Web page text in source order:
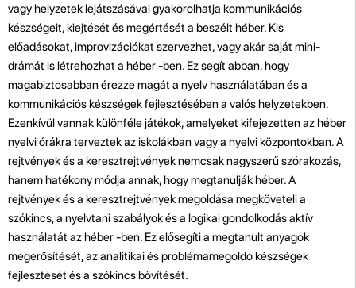
vagy helyzetek lejátszásával gyakorolhatja kommunikációs
készségeit, kiejtését és megértését a beszélt héber. Kis
előadásokat, improvizációkat szervezhet, vagy akár saját mini-
drámát is létrehozhat a héber -ben. Ez segít abban, hogy
magabiztosabban érezze magát a nyelv használatában és a
kommunikációs készségek fejlesztésében a valós helyzetekben.
Ezenkívül vannak különféle játékok, amelyeket kifejezetten az héber
nyelvi órákra terveztek az iskolákban vagy a nyelvi központokban. A
rejtvények és a keresztrejtvények nemcsak nagyszerű szórakozás,
hanem hatékony módja annak, hogy megtanulják héber. A
rejtvények és a keresztrejtvények megoldása megköveteli a
szókincs, a nyelvtani szabályok és a logikai gondolkodás aktív
használatát az héber -ben. Ez elősegíti a megtanult anyagok
megerősítését, az analitikai és problémamegoldó készségek
fejlesztését és a szókincs bővítését.